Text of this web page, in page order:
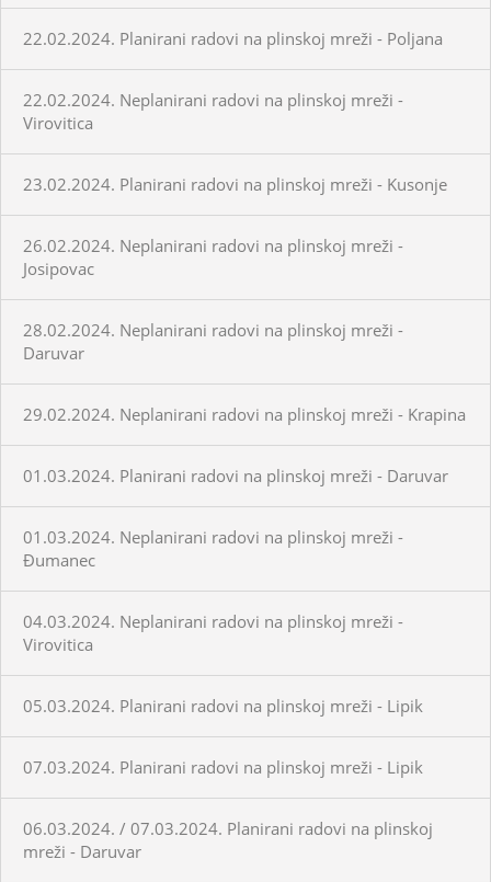
22.02.2024. Planirani radovi na plinskoj mreži - Poljana
22.02.2024. Neplanirani radovi na plinskoj mreži -
Virovitica
23.02.2024. Planirani radovi na plinskoj mreži - Kusonje
26.02.2024. Neplanirani radovi na plinskoj mreži -
Josipovac
28.02.2024. Neplanirani radovi na plinskoj mreži -
Daruvar
29.02.2024. Neplanirani radovi na plinskoj mreži - Krapina
01.03.2024. Planirani radovi na plinskoj mreži - Daruvar
01.03.2024. Neplanirani radovi na plinskoj mreži -
Đumanec
04.03.2024. Neplanirani radovi na plinskoj mreži -
Virovitica
05.03.2024. Planirani radovi na plinskoj mreži - Lipik
07.03.2024. Planirani radovi na plinskoj mreži - Lipik
06.03.2024. / 07.03.2024. Planirani radovi na plinskoj
mreži - Daruvar